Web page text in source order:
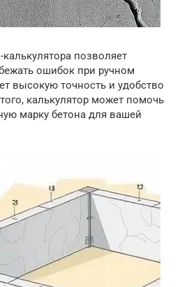
позволяет
ошибок при ручном
высокую точность и удобство
калькулятор может помочь
марку бетона для вашей